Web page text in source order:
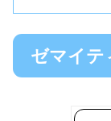
ゼマイテ